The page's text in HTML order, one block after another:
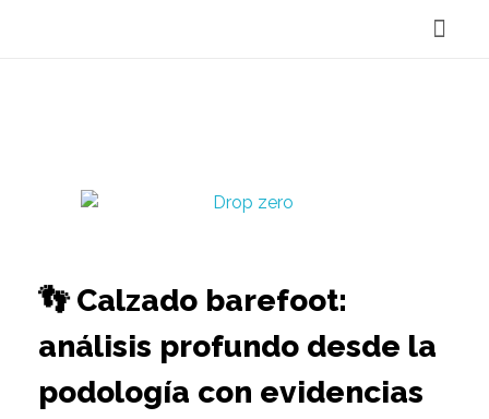
👣 Calzado barefoot:
análisis profundo desde la
podología con evidencias